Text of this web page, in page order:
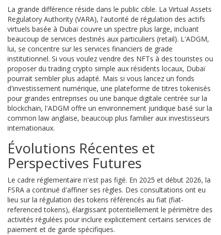
La grande différence réside dans le public cible. La Virtual Assets
Regulatory Authority (VARA), l'autorité de régulation des actifs
virtuels basée à Dubaï couvre un spectre plus large, incluant
beaucoup de services destinés aux particuliers (retail). L'ADGM,
lui, se concentre sur les services financiers de grade
institutionnel. Si vous voulez vendre des NFTs à des touristes ou
proposer du trading crypto simple aux résidents locaux, Dubaï
pourrait sembler plus adapté. Mais si vous lancez un fonds
d'investissement numérique, une plateforme de titres tokenisés
pour grandes entreprises ou une banque digitale centrée sur la
blockchain, l'ADGM offre un environnement juridique basé sur la
common law anglaise, beaucoup plus familier aux investisseurs
internationaux.
Évolutions Récentes et
Perspectives Futures
Le cadre réglementaire n'est pas figé. En 2025 et début 2026, la
FSRA a continué d'affiner ses règles. Des consultations ont eu
lieu sur la régulation des tokens référencés au fiat (fiat-
referenced tokens), élargissant potentiellement le périmètre des
activités régulées pour inclure explicitement certains services de
paiement et de garde spécifiques.